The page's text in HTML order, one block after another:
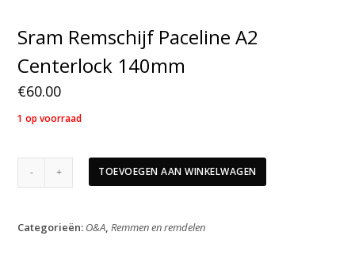
Sram Remschijf Paceline A2
Centerlock 140mm
€60.00
1 op voorraad
Remschijf
Centerlock
TOEVOEGEN AAN WINKELWAGEN
Categorieën: O&A,Remmen en remdelen